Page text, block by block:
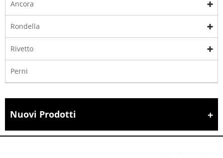
Ancora
Rondella
Rivetto
Perni
Nuovi Prodotti